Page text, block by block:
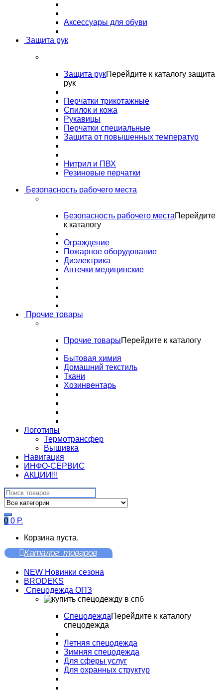
Аксессуары для обуви
Защита рук
Защита рукПерейдите к каталогу защита
рук
Перчатки трикотажные
Спилок и кожа
Рукавицы
Перчатки специальные
Защита от повышенных температур
Нитрил и ПВХ
Резиновые перчатки
Безопасность рабочего места
Безопасность рабочего местаПерейдите
к каталогу
Ограждение
Пожарное оборудование
Диэлектрика
Аптечки медицинские
Прочие товары
Прочие товарыПерейдите к каталогу
Бытовая химия
Домашний текстиль
Ткани
Хозинвентарь
Логотипы
Термотрансфер
Вышивка
Навигация
ИНФО-СЕРВИС
АКЦИИ!!!
Search
for:
0 0 Р.
Корзина пуста.
Каталог товаров
NEW Новинки сезона
BRODEKS
Спецодежда ОПЗ
СпецодеждаПерейдите к каталогу
спецодежда
Летняя спецодежда
Зимняя спецодежда
Для сферы услуг
Для охранных структур